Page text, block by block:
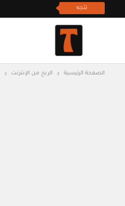
تتجه
الصفحة الرئيسية الربح من الإنترنت